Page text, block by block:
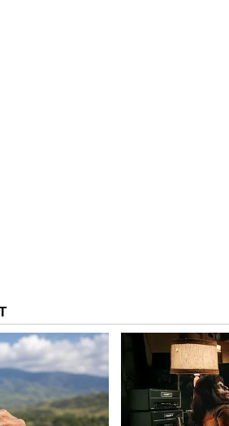
సీఎం రేసులో లేనని తేల్చిన కోమటిరెడ్డి వెంకట్ రెడ్డి
స్టేడియంలో జరిగిన ప్రియాంక గాంధీ
ఉన్న సమయంలో ఉన్న